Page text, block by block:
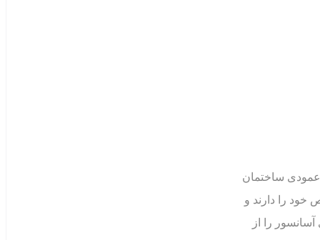
ساختمان
خود را دارند و
را از